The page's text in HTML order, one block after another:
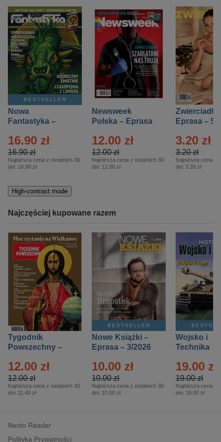
BESTSELLER
Nowa
Fantastyka –
16.90 zł
16.90 zł
Najniższa cena z ostatnich 30
dni: 16.90 zł
Newsweek
Polska – Eprasa
12.00 zł
12.00 zł
Najniższa cena z ostatnich 30
dni: 12.00 zł
Zwierciadło
Eprasa – 5/
3.20 zł
3.20 zł
Najniższa cena z
dni: 3.20 zł
High-contrast mode
Najczęściej kupowane razem
Tygodnik
Powszechny –
12.00 zł
12.00 zł
Najniższa cena z ostatnich 30
dni: 11.40 zł
BESTSELLER
Nowe Książki –
Eprasa – 3/2026
10.00 zł
10.00 zł
Najniższa cena z ostatnich 30
dni: 10.00 zł
Wojsko i
Technika
– 2/2026
19.00 zł
19.00 zł
Najniższa cena z
dni: 19.00 zł
Nexto Reader
Polityka Prywatności